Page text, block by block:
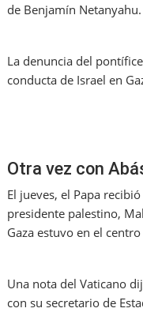
de Benjamín Netanyahu.
La denuncia del
conducta de Israel en
Otra vez con
El jueves, el Papa
presidente palestino,
Gaza estuvo en el
Una nota del Vaticano
con su secretario de